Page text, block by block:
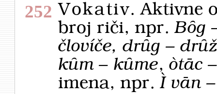
252 Vokativ. Aktivne
broj riči, npr.Bȏg
človíče, drȗg –
kȗm – kȗme, òtāc
imena, npr.Ì vān